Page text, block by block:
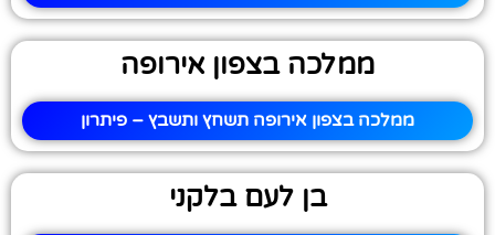
ממלכה בצפון אירופה
ממלכה בצפון אירופה תשחץ ותשבץ – פיתרון
בן לעם בלקני